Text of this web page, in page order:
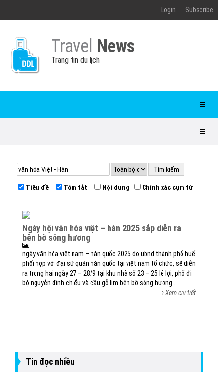
Login Subscribe
Travel News
Trang tin du lịch
Tiêu đề Tóm tắt Nội dung Chính xác cụm từ
ngày hội văn hóa việt – hàn 2025 sắp diễn ra
bên bờ sông hương
ngày văn hóa việt nam – hàn quốc 2025 do ubnd thành phố huế
phối hợp với đại sứ quán hàn quốc tại việt nam tổ chức, sẽ diễn
ra trong hai ngày 27 – 28/9 tại khu nhà số 23 – 25 lê lợi, phố đi
bộ nguyễn đình chiểu và cầu gỗ lim bên bờ sông hương...
Xem chi tiết
Tin đọc nhiều